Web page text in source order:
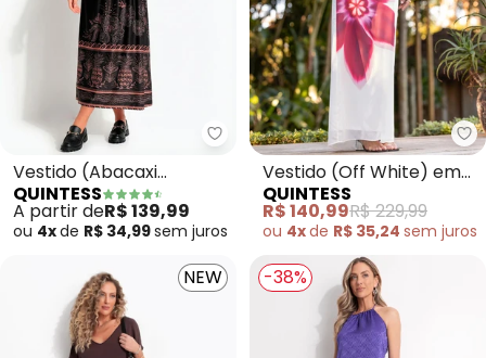
Quintess - Vestido (Abacaxi
Vestido (Abacaxi
Tropical) Preto em
Malha Fria
QUINTESS
A partir deR$ 139,99
ou 4xde R$ 34,99sem juros
Vestido (Off White) em
Chiffon
QUINTESS
R$ 140,99R$ 229,99
ou 4xde R$ 35,24 sem juros
NEW -38%